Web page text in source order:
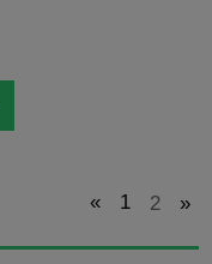
« 1 2 »